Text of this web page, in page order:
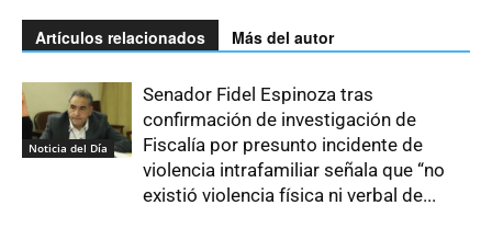
Artículos relacionados Más del autor
Noticia del Día
Senador Fidel Espinoza tras
confirmación de investigación de
Fiscalía por presunto incidente de
violencia intrafamiliar señala que “no
existió violencia física ni verbal de...